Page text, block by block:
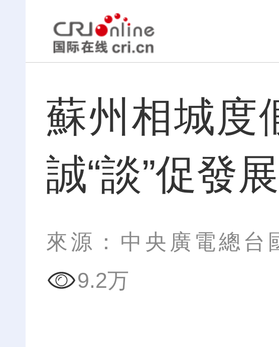
蘇州相城度
誠“談”促發展
來源：中央廣電總台
9.2万